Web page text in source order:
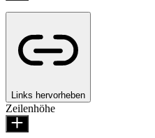
Links hervorheben
Zeilenhöhe